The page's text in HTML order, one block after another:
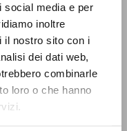
social media e per
inoltre
il nostro sito con i
dei dati web,
combinarle
loro o che hanno